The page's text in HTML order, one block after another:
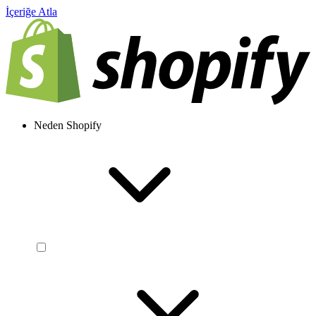
İçeriğe Atla
Neden Shopify